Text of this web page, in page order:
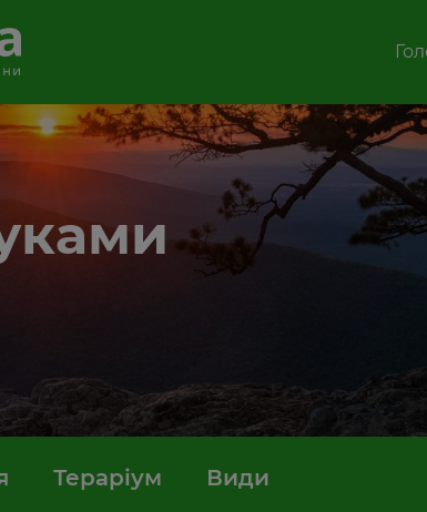
Тераріум Види